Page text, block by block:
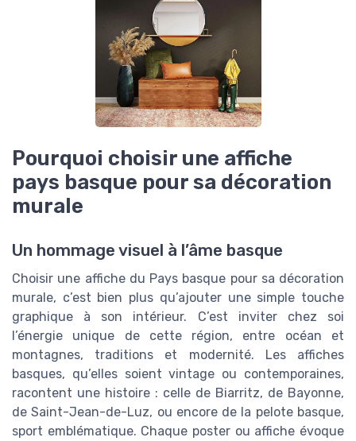
Pourquoi choisir une affiche
pays basque pour sa décoration
murale
Un hommage visuel à l’âme basque
Choisir une affiche du Pays basque pour sa décoration
murale, c’est bien plus qu’ajouter une simple touche
graphique à son intérieur. C’est inviter chez soi
l’énergie unique de cette région, entre océan et
montagnes, traditions et modernité. Les affiches
basques, qu’elles soient vintage ou contemporaines,
racontent une histoire : celle de Biarritz, de Bayonne,
de Saint-Jean-de-Luz, ou encore de la pelote basque,
sport emblématique. Chaque poster ou affiche évoque